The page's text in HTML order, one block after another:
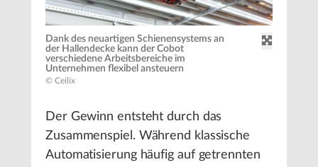
Dank des neuartigen Schienensystems an
der Hallendecke kann der Cobot
verschiedene Arbeitsbereiche im
Unternehmen flexibel ansteuern
© Ceilix
Der Gewinn entsteht durch das
Zusammenspiel. Während klassische
Automatisierung häufig auf getrennten